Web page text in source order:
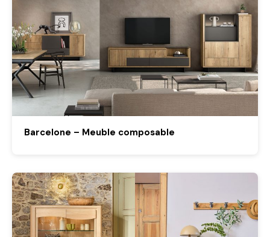
Barcelone – Meuble composable